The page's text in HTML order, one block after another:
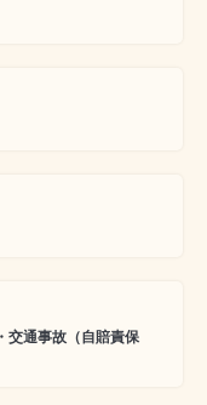
交通事故（自賠責保